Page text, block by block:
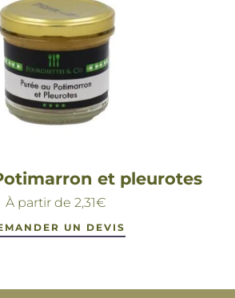
et pleurotes
À partir de 2,31€
UN DEVIS